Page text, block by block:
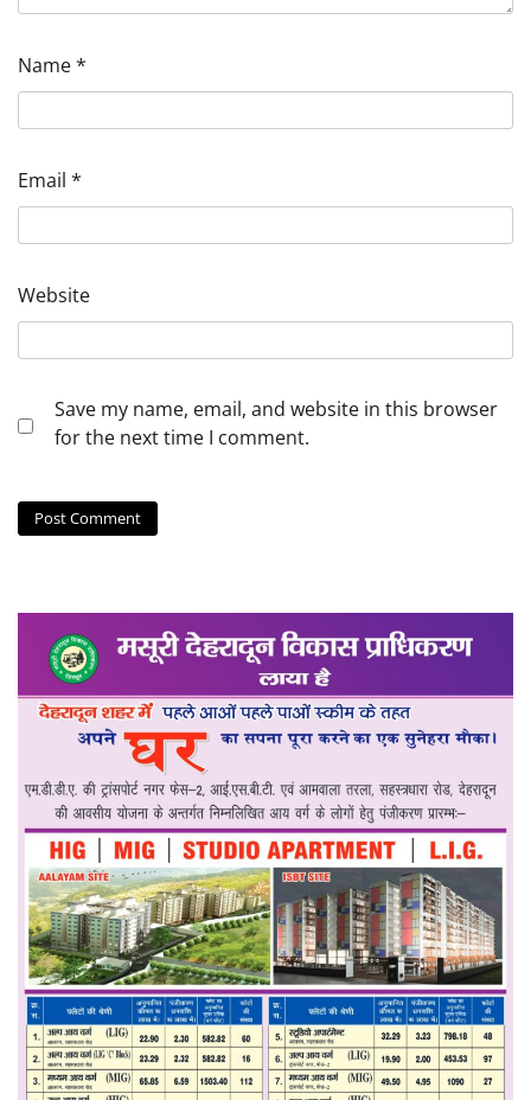
Name*
Email *
Website
Save my name, email, and website in this browser
for the next time I comment.